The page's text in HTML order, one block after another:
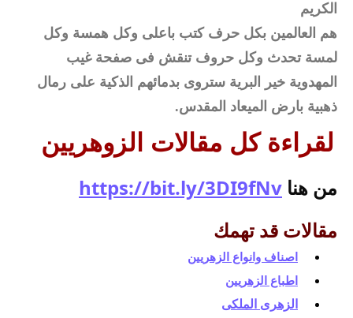
الكريم
هم العالمين بكل حرف كتب باعلى وكل همسة وكل
لمسة تحدث وكل حروف تنقش فى صفحة غيب
المهدوية خير البرية ستروى بدمائهم الذكية على رمال
ذهبية بارض الميعاد المقدس.
لقراءة كل مقالات الزوهريين
من هنا https://bit.ly/3DI9fNv
مقالات قد تهمك
اصناف وانواع الزهريين
اطباع الزهريين
الزهرى الملكى